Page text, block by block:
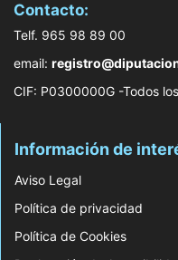
Contacto:
Telf. 965 98 89 00
email:
CIF: P0300000G -Todos
Información de
Aviso Legal
Política de privacidad
Política de Cookies